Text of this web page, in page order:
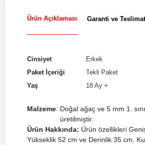
Ürün Açıklaması Garanti ve Teslimat
Cinsiyet
Erkek
Paket İçeriği
Tekli Paket
Yaş
18 Ay +
Malzeme: Doğal ağaç ve 5 mm 1.
üretilmiştir.
Ürün Hakkında: Ürün özellikleri
Yükseklik 52 cm ve Derinlik 35 cm.